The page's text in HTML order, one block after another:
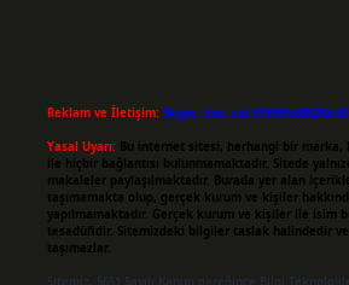
Reklam ve İletişim: Skype: live:.cid.575569c608265c69
Yasal Uyarı: Bu internet sitesi, herhangi bir marka,
ile hiçbir bağlantısı bulunmamaktadır. Sitede
makaleler paylaşılmaktadır. Burada yer alan
taşımamakta olup, gerçek kurum ve kişiler
yapılmamaktadır. Gerçek kurum ve kişiler ile isim
tesadüfidir. Sitemizdeki bilgiler taslak halindedir
taşımazlar.